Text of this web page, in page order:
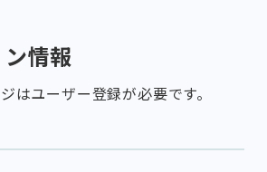
情報
はユーザー登録が必要です。